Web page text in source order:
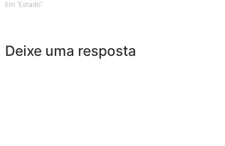
Em "Estado"
Deixe uma resposta